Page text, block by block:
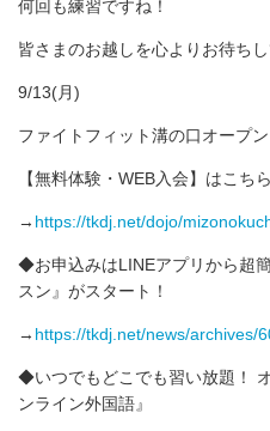
何回も練習ですね！
皆さまのお越しを心よりお待ちし
9/13(月)
ファイトフィット溝の口オープン
【無料体験・WEB入会】はこちら
→ https://tkdj.net/dojo/
◆お申込みはLINEアプリから超
スン』がスタート！
→ https://tkdj.net/news/archives/
◆いつでもどこでも習い放題！
ンライン外国語』